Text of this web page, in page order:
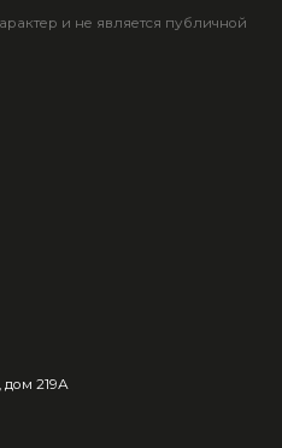
и не является публичной
дом 219А